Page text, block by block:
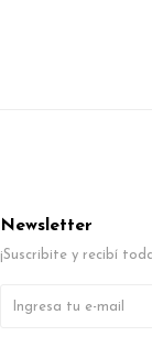
Newsletter
¡Suscribite y recibí